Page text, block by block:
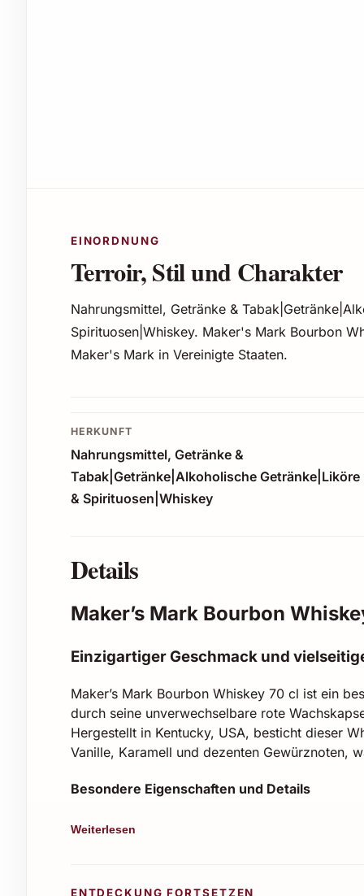
EINORDNUNG
Terroir, Stil und Charakter
Nahrungsmittel, Getränke &
Spirituosen|Whiskey. Maker's Mark Bourbon
Maker's Mark in Vereinigte Staaten.
HERKUNFT
Nahrungsmittel, Getränke &
Tabak|Getränke|Alkoholische Getränke|Liköre
& Spirituosen|Whiskey
Details
Maker’s Mark Bourbon
Einzigartiger Geschmack und
Maker’s Mark Bourbon Whiskey 70 cl ist ein
durch seine unverwechselbare rote
Hergestellt in Kentucky, USA, besticht dieser
Vanille, Karamell und dezenten Gewürznoten,
Besondere Eigenschaften und Details
Volumen: 70 cl
Weiterlesen
ENTDECKUNG FORTSETZEN